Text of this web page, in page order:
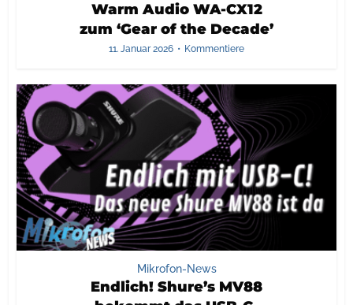
Warm Audio WA-CX12
zum ‘Gear of the Decade’
11. Januar 2026 Kommentiere
Mikrofon-News
Endlich! Shure’s MV88